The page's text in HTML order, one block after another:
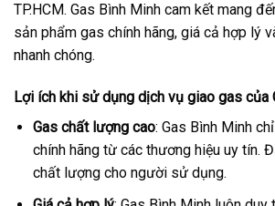
TP.HCM. Gas Bình Minh cam kết mang
sản phẩm gas chính hãng, giá cả hợp lý
nhanh chóng.
Lợi ích khi sử dụng dịch vụ giao gas của
Gas chất lượng cao: Gas Bình Minh
chính hãng từ các thương hiệu uy tín.
chất lượng cho người sử dụng.